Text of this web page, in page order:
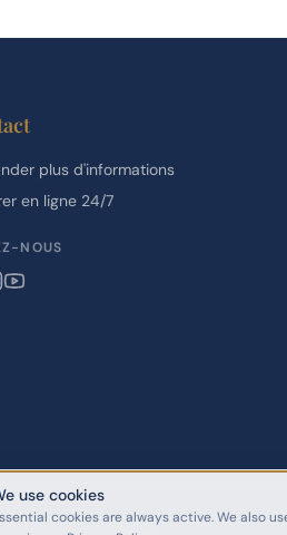
use cookies
cookies are always active. We also
plus d'informations
en ligne 24/7
NOUS
durée Thailand Elite — Dreamond,